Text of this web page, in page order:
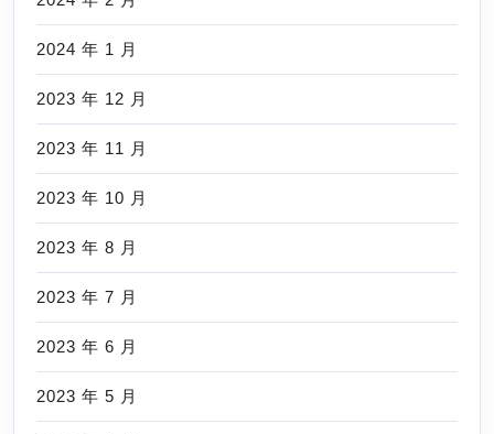
2024 年 1 月
2023 年 12 月
2023 年 11 月
2023 年 10 月
2023 年 8 月
2023 年 7 月
2023 年 6 月
2023 年 5 月